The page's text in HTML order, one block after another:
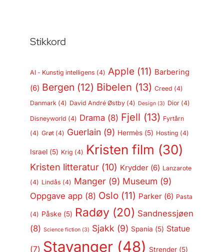
Stikkord
AI - Kunstig intelligens (4) Apple (11) Barbering
(6) Bergen (12) Bibelen (13) Creed (4)
Danmark (4) David André Østby(4) Design(3) Dior(4)
Disneyworld (4) Drama (8) Fjell (13) Fyrtårn
(4) Grøt(4) Guerlain (9) Hermès(5) Hosting (4)
Israel(5) Krig (4) Kristen film (30)
Kristen litteratur(10) Krydder(6) Lanzarote
(4) Lindås (4) Manger(9) Museum (9)
Oppgave app(8) Oslo(11) Parker(6) Pasta
(4) Påske(5) Radøy(20) Sandnessjøen
(8) Science fiction(3) Sjakk (9) Spania (5) Statue
(7) Stavanger(48) Strender(5)